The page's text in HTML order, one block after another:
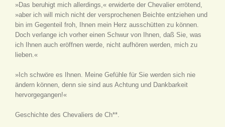
»Das beruhigt mich allerdings,« erwiderte der Chevalier errötend,
»aber ich will mich nicht der versprochenen Beichte entziehen und
bin im Gegenteil froh, Ihnen mein Herz ausschütten zu können.
Doch verlange ich vorher einen Schwur von Ihnen, daß Sie, was
ich Ihnen auch eröffnen werde, nicht aufhören werden, mich zu
lieben.«
»Ich schwöre es Ihnen. Meine Gefühle für Sie werden sich nie
ändern können, denn sie sind aus Achtung und Dankbarkeit
hervorgegangen!«
Geschichte des Chevaliers de Ch**.